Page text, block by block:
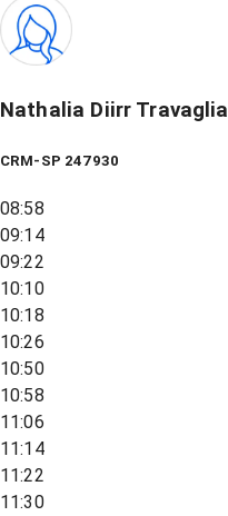
Nathalia Diirr Travaglia
CRM-SP 247930
08:58
09:14
09:22
10:10
10:18
10:26
10:50
10:58
11:06
11:14
11:22
11:30